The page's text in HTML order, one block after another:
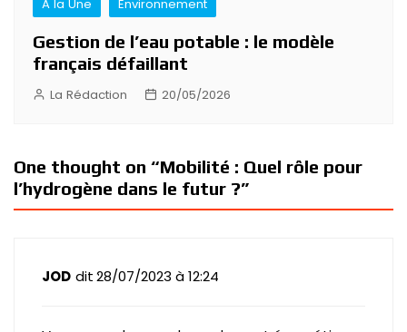
A la Une Environnement
Gestion de l’eau potable : le modèle
français défaillant
La Rédaction 20/05/2026
One thought on “Mobilité : Quel rôle pour
l’hydrogène dans le futur ?”
JOD dit :28/07/2023 à 12:24